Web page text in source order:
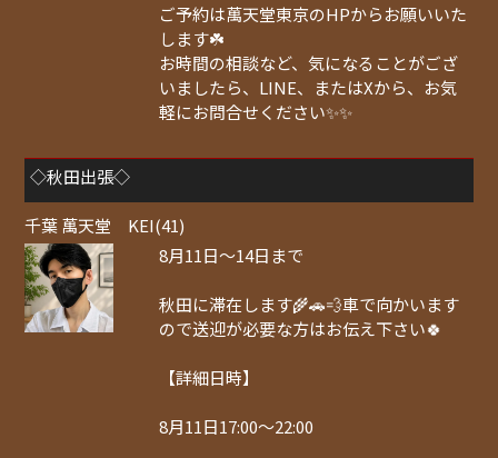
ご予約は萬天堂東京のHPからお願いいた
します☘️
お時間の相談など、気になることがござ
いましたら、LINE、またはXから、お気
軽にお問合せください✨✨
◇秋田出張◇
千葉 萬天堂 KEI(41)
8月11日〜14日まで
秋田に滞在します🌾🚗💨車で向かいます
ので送迎が必要な方はお伝え下さい🍀
【詳細日時】
8月11日17:00〜22:00